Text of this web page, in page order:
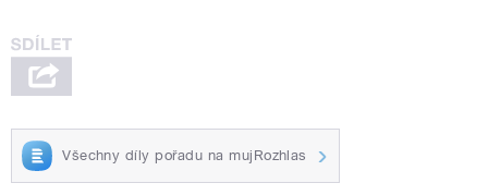
Všechny díly pořadu na mujRozhlas